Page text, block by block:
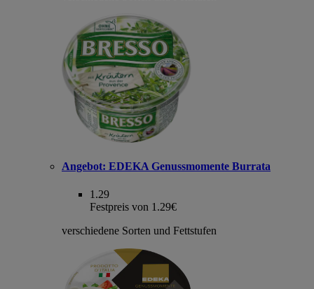
Angebot: EDEKA Genussmomente Burrata
1.29
Festpreis von 1.29€
verschiedene Sorten und Fettstufen